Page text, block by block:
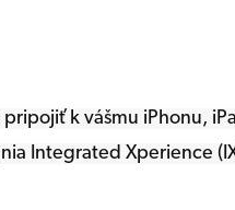
k vášmu iPhonu,
Integrated Xperience